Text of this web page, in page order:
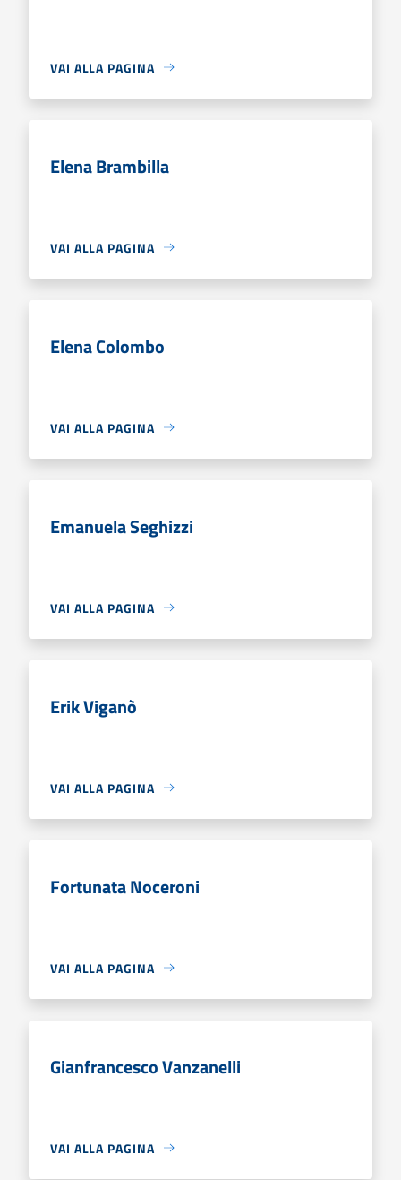
VAI ALLA PAGINA
Elena Brambilla
VAI ALLA PAGINA
Elena Colombo
VAI ALLA PAGINA
Emanuela Seghizzi
VAI ALLA PAGINA
Erik Viganò
VAI ALLA PAGINA
Fortunata Noceroni
VAI ALLA PAGINA
Gianfrancesco Vanzanelli
VAI ALLA PAGINA